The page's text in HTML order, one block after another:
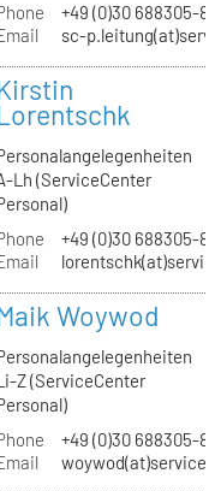
+49 (0)30 688305-
sc-
Lh (ServiceCenter
+49 (0)30 688305-
Woywod
Z (ServiceCenter
+49 (0)30 688305-